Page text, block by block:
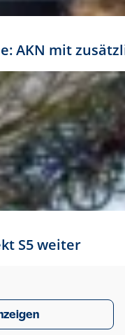
AKN mit
S5 weiter